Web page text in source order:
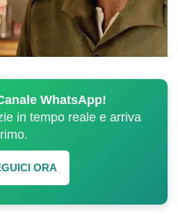
WhatsApp!
in tempo reale e arriva
ORA